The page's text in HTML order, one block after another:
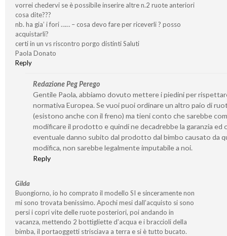
vorrei chedervi se è possibile inserire altre n.2 ruote anteriori
cosa dite???
nb. ha gia’ i fori …… – cosa devo fare per riceverli ? posso
acquistarli?
certi in un vs riscontro porgo distinti Saluti
Paola Donato
Reply
Redazione Peg Perego
Gentile Paola, abbiamo dovuto mettere i piedini per
normativa Europea. Se vuoi puoi ordinare un altro paio di
(esistono anche con il freno) ma tieni conto che sarebbe
modificare il prodotto e quindi ne decadrebbe la garanzia ed
eventuale danno subito dal prodotto dal bimbo causato da
modifica, non sarebbe legalmente imputabile a noi.
Reply
Gilda
Buongiorno, io ho comprato il modello SI e sinceramente non
mi sono trovata benissimo. Apochi mesi dall’acquisto si sono
persi i copri vite delle ruote posteriori, poi andando in
vacanza, mettendo 2 bottigliette d’acqua e i braccioli della
bimba, il portaoggetti strisciava a terra e si è tutto bucato.